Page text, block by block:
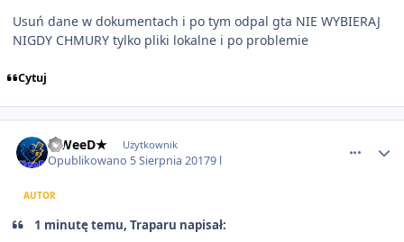
Usuń dane w dokumentach i po tym odpal gta NIE WYBIERAJ
NIGDY CHMURY tylko pliki lokalne i po problemie
Cytuj
★WeeD★ Użytkownik
Opublikowano 5 Sierpnia 20179 l
AUTOR
1 minutę temu, Traparu napisał: